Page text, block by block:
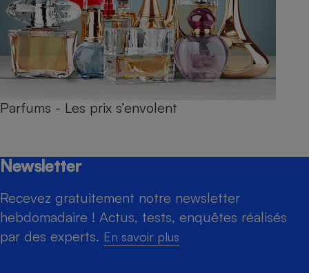
Parfums - Les prix s’envolent
Newsletter
Recevez gratuitement notre newsletter
hebdomadaire ! Actus, tests, enquêtes réalisés
par des experts. En savoir plus